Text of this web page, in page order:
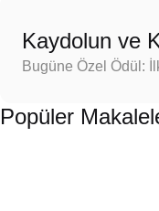
Kaydolun ve
Bugüne Özel Ödül:
Popüler